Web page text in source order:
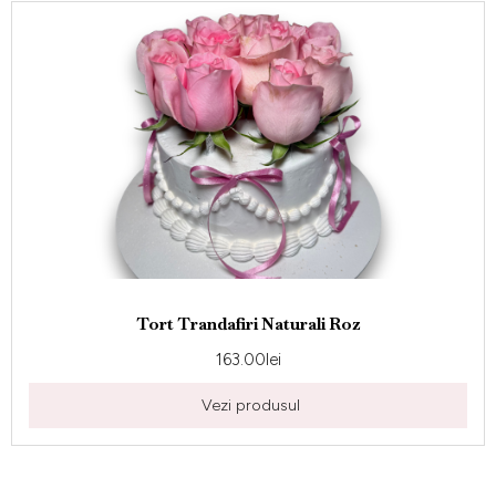
Tort Trandafiri Naturali Roz
163.00lei
Vezi produsul